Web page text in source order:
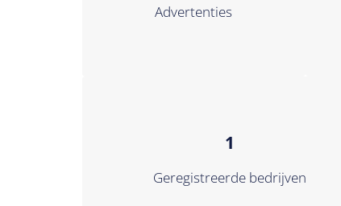
Advertenties
1
Geregistreerde bedrijven